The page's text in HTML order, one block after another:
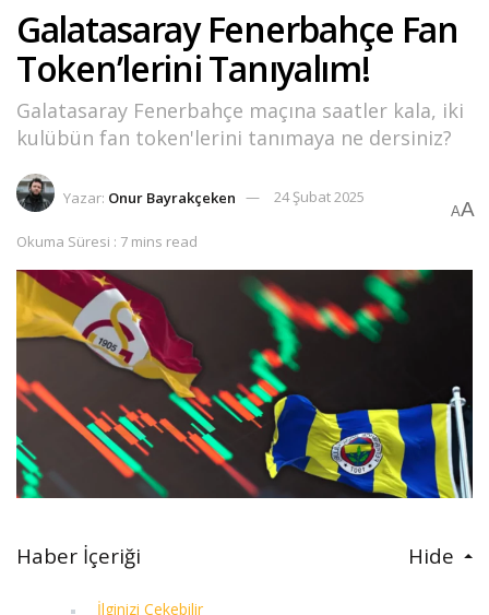
Galatasaray Fenerbahçe Fan
Token’lerini Tanıyalım!
Galatasaray Fenerbahçe maçına saatler kala, iki
kulübün fan token'lerini tanımaya ne dersiniz?
Yazar: Onur Bayrakçeken 24 Şubat 2025
Okuma Süresi : 7 mins read
AA
Haber İçeriği Hide
İlginizi Çekebilir